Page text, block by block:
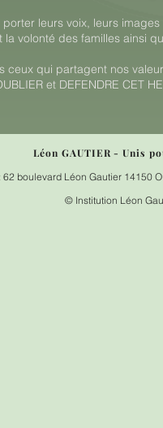
leurs voix, leurs
la volonté des familles ainsi
ceux qui partagent nos
et DEFENDRE CET
Léon GAUTIER - Unis
boulevard Léon Gautier 14150
© Institution Léon